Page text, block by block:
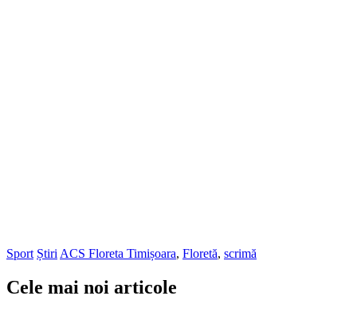
Sport Știri ACS Floreta Timișoara, Floretă, scrimă
Cele mai noi articole